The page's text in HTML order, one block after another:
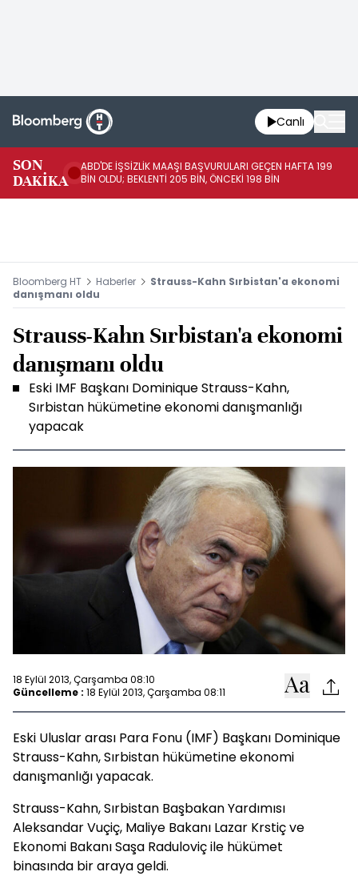
Canlı
SON
DAKİKA
ABD'DE İŞSİZLİK MAAŞI BAŞVURULARI GEÇEN HAFTA 199
BİN OLDU; BEKLENTİ 205 BİN, ÖNCEKİ 198 BİN
Bloomberg HT Haberler
Strauss-Kahn Sırbistan'a ekonomi
danışmanı oldu
Strauss-Kahn Sırbistan'a ekonomi
danışmanı oldu
Eski IMF Başkanı Dominique Strauss-Kahn,
Sırbistan hükümetine ekonomi danışmanlığı
yapacak
18 Eylül 2013, Çarşamba 08:10
Güncelleme : 18 Eylül 2013, Çarşamba 08:11
Eski Uluslar arası Para Fonu (IMF) Başkanı Dominique
Strauss-Kahn, Sırbistan hükümetine ekonomi
danışmanlığı yapacak.
Strauss-Kahn, Sırbistan Başbakan Yardımısı
Aleksandar Vuçiç, Maliye Bakanı Lazar Krstiç ve
Ekonomi Bakanı Saşa Raduloviç ile hükümet
binasında bir araya geldi.